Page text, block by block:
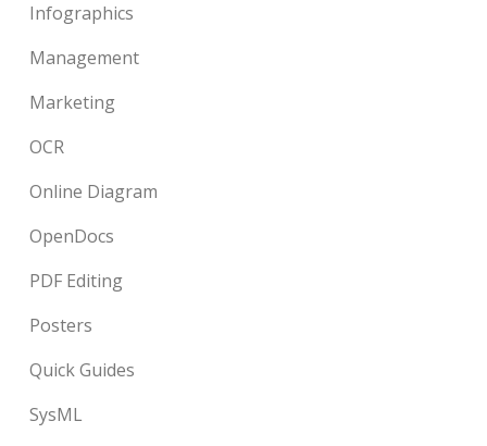
Infographics
Management
Marketing
OCR
Online Diagram
OpenDocs
PDF Editing
Posters
Quick Guides
SysML